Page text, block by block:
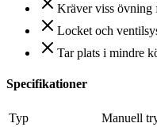
Kräver viss övning
Locket och
Tar plats i mindre
Specifikationer
Typ
Manuell